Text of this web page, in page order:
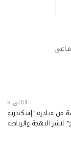
التالى
مبادرة "إسكندرية
لنشر البهجة والرياضة